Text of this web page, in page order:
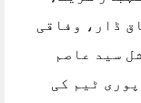
ڈار، وفاقی
سید عاصم
ٹیم کی